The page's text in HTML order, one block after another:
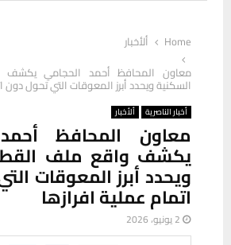
Home
ألأخبار
معاون المحافظ أحمد الحجامي
السكنية ويحدد أبرز المعوقات التي تحول دون
أخبار الناصرية ألأخبار
معاون المحافظ
يكشف واقع ملف
ويحدد أبرز المعوقات
اتمام عملية افرازها
2 يونيو، 2026